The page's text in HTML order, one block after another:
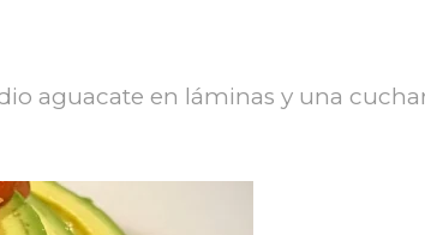
aguacate en láminas y una